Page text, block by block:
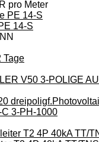
pro Meter
14-S
Tage